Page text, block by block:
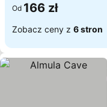
Od 166 zł
Zobacz ceny z 6 stron